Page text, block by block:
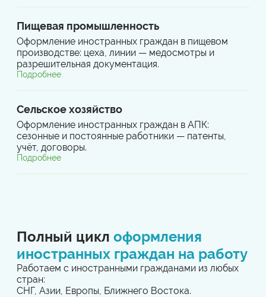
Пищевая промышленность
Оформление иностранных граждан в пищевом
производстве: цеха, линии — медосмотры и
разрешительная документация.
Подробнее
Сельское хозяйство
Оформление иностранных граждан в АПК:
сезонные и постоянные работники — патенты,
учёт, договоры.
Подробнее
Полный цикл оформления
иностранных граждан на работу
Работаем с иностранными гражданами из любых
стран:
СНГ, Азии, Европы, Ближнего Востока.